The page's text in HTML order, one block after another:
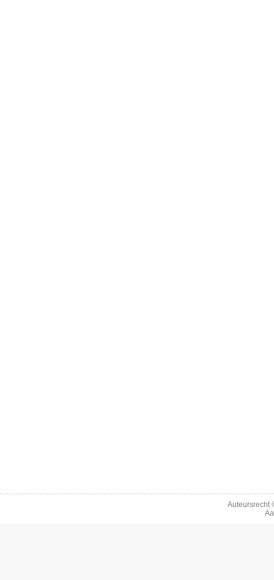
Auteursrecht